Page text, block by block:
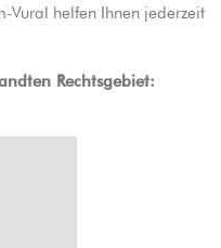
Vural helfen Ihnen jederzeit
Rechtsgebiet: